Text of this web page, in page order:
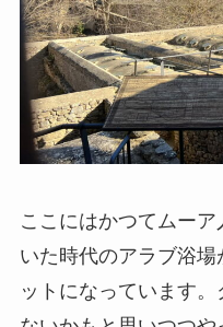
ここにはかつてムー
いた時代のアラブ浴
ットになっています